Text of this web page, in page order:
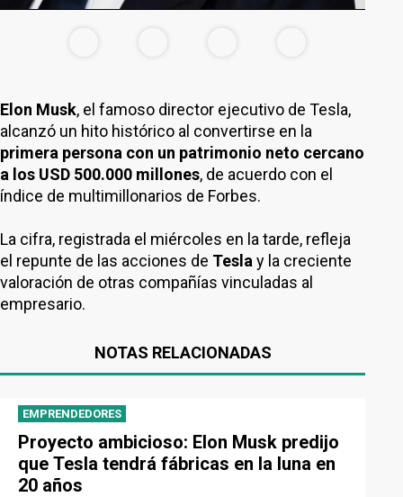
Elon Musk, el famoso director ejecutivo de Tesla,
alcanzó un hito histórico al convertirse en la
primera persona con un patrimonio neto cercano
a los USD 500.000 millones, de acuerdo con el
índice de multimillonarios de Forbes.
La cifra, registrada el miércoles en la tarde, refleja
el repunte de las acciones de Tesla y la creciente
valoración de otras compañías vinculadas al
empresario.
NOTAS RELACIONADAS
EMPRENDEDORES
Proyecto ambicioso: Elon Musk predijo
que Tesla tendrá fábricas en la luna en
20 años